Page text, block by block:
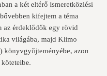
a két eltérő ismeretközlési
kifejtem a téma
az érdeklődők egy rövid
világába, majd Klimo
könyvgyűjteményébe, azon